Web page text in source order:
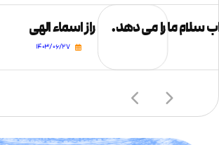
راز اسماء الهی
۱۴۰۳/۰۶/۲۷
سلام ما را می دهد.